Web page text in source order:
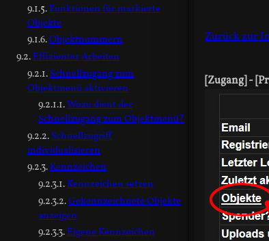
Funktionen für markierte
Objekte
Objektnummern
Effizienter Arbeiten
Schnellzugang zum
Objektmenü aktivieren
Wozu dient der
Schnellzugang zum Objektmenü?
Schnellzugriff
individualisieren
Kennzeichen
Kennzeichen setzen
Gekennzeichnete Objekte
anzeigen
Eigene Kennzeichen
Zurück zur
[Zugang] -